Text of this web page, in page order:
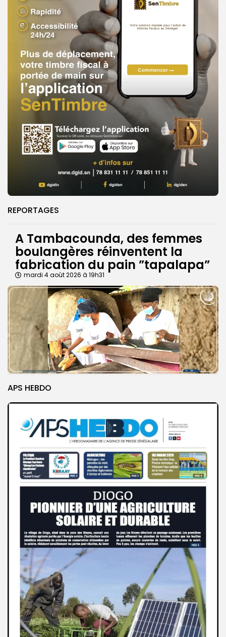
REPORTAGES
A Tambacounda, des femmes
boulangères réinventent la
fabrication du pain ”tapalapa”
mardi 4 août 2026 à 19h31
APS HEBDO